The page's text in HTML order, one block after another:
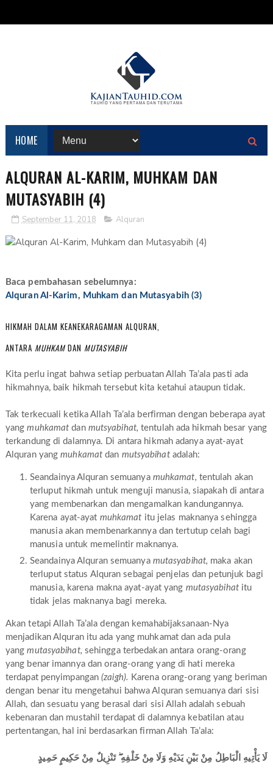
HOME
ALQURAN AL-KARIM, MUHKAM DAN
MUTASYABIH (4)
September 11, 2018 Alquran
Baca pembahasan sebelumnya:
Alquran Al-Karim, Muhkam dan Mutasyabih (3)
HIKMAH DALAM KEANEKARAGAMAN ALQURAN,
ANTARA MUHKAM DAN MUTASYABIH
Kita perlu ingat bahwa setiap perbuatan Allah Ta’ala pasti ada
hikmahnya, baik hikmah tersebut kita ketahui ataupun tidak.
Tak terkecuali ketika Allah Ta’ala berfirman dengan beberapa ayat
yangmuhkamatdan mutsyabihat,tentulah ada hikmah besar yang
terkandung di dalamnya. Di antara hikmah adanya ayat-ayat
Alquran yangmuhkamatdan mutsyabihatadalah:
Seandainya Alquran semuanya muhkamat, tentulah akan
terluput hikmah untuk menguji manusia, siapakah di antara
yang membenarkan dan mengamalkan kandungannya.
Karena ayat-ayat muhkamat itu jelas maknanya sehingga
manusia akan membenarkannya dan tertutup celah bagi
manusia untuk memelintir maknanya.
Seandainya Alquran semuanya mutasyabihat, maka akan
terluput status Alquran sebagai penjelas dan petunjuk bagi
manusia, karena makna ayat-ayat yang mutasyabihat itu
tidak jelas maknanya bagi mereka.
Akan tetapi Allah Ta’ala dengan kemahabijaksanaan-Nya
menjadikan Alquran itu ada yang muhkamat dan ada pula
yang mutasyabihat, sehingga terbedakan antara orang-orang
yang benar imannya dan orang-orang yang di hati mereka
terdapat penyimpangan(zaigh). Karena orang-orang yang beriman
dengan benar itu mengetahui bahwa Alquran semuanya dari sisi
Allah, dan sesuatu yang berasal dari sisi Allah adalah sebuah
kebenaran dan mustahil terdapat di dalamnya kebatilan atau
pertentangan, hal ini berdasarkan firman Allah Ta’ala:
لَا يَأْتِيهِ الْبَاطِلُ مِنْ بَيْنِ يَدَيْهِ وَلَا مِنْ خَلْفِهِ ۖ تَنْزِيلٌ مِنْ حَكِيمٍ حَمِيدٍ